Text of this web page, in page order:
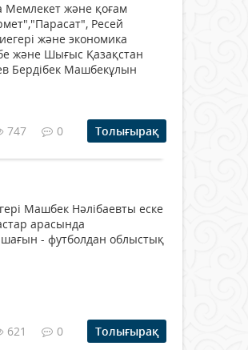
және қоғам
Ресей
және экономика
және Шығыс Қазақстан
Бердібек Машбекұлын
747 0 Толығырақ
Машбек Нәлібаевты еске
арасында
- футболдан облыстық
621 0 Толығырақ